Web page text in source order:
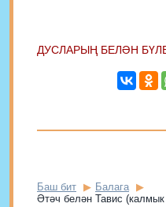
ДУСЛАРЫҢ БЕЛӘН
Баш бит
Балага
Әтәч белән Тавис